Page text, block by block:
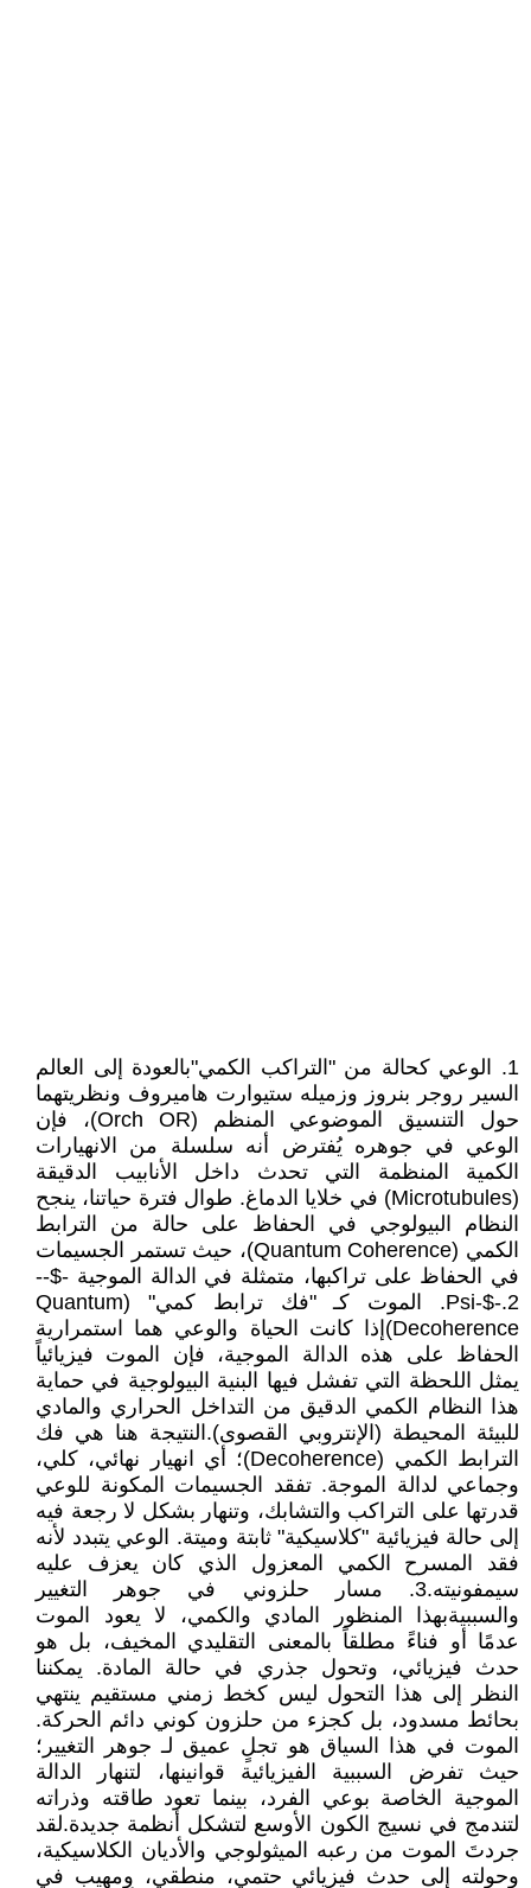
1. الوعي كحالة من "التراكب الكمي"بالعودة إلى العالم
السير روجر بنروز وزميله ستيوارت هاميروف ونظريتهما
حول التنسيق الموضوعي المنظم (Orch OR)، فإن
الوعي في جوهره يُفترض أنه سلسلة من الانهيارات
الكمية المنظمة التي تحدث داخل الأنابيب الدقيقة
(Microtubules) في خلايا الدماغ. طوال فترة حياتنا، ينجح
النظام البيولوجي في الحفاظ على حالة من الترابط
الكمي (Quantum Coherence)، حيث تستمر الجسيمات
في الحفاظ على تراكبها، متمثلة في الدالة الموجية -$--
Psi-$-.2. الموت كـ "فك ترابط كمي" (Quantum
Decoherence)إذا كانت الحياة والوعي هما استمرارية
الحفاظ على هذه الدالة الموجية، فإن الموت فيزيائياً
يمثل اللحظة التي تفشل فيها البنية البيولوجية في حماية
هذا النظام الكمي الدقيق من التداخل الحراري والمادي
للبيئة المحيطة (الإنتروبي القصوى).النتيجة هنا هي فك
الترابط الكمي (Decoherence)؛ أي انهيار نهائي، كلي،
وجماعي لدالة الموجة. تفقد الجسيمات المكونة للوعي
قدرتها على التراكب والتشابك، وتنهار بشكل لا رجعة فيه
إلى حالة فيزيائية "كلاسيكية" ثابتة وميتة. الوعي يتبدد لأنه
فقد المسرح الكمي المعزول الذي كان يعزف عليه
سيمفونيته.3. مسار حلزوني في جوهر التغيير
والسببيةبهذا المنظور المادي والكمي، لا يعود الموت
عدمًا أو فناءً مطلقاً بالمعنى التقليدي المخيف، بل هو
حدث فيزيائي، وتحول جذري في حالة المادة. يمكننا
النظر إلى هذا التحول ليس كخط زمني مستقيم ينتهي
بحائط مسدود، بل كجزء من حلزون كوني دائم الحركة.
الموت في هذا السياق هو تجلٍ عميق لـ جوهر التغيير؛
حيث تفرض السببية الفيزيائية قوانينها، لتنهار الدالة
الموجية الخاصة بوعي الفرد، بينما تعود طاقته وذراته
لتندمج في نسيج الكون الأوسع لتشكل أنظمة جديدة.لقد
جردتَ الموت من رعبه الميثولوجي والأديان الكلاسيكية،
وحولته إلى حدث فيزيائي حتمي، منطقي، ومهيب في